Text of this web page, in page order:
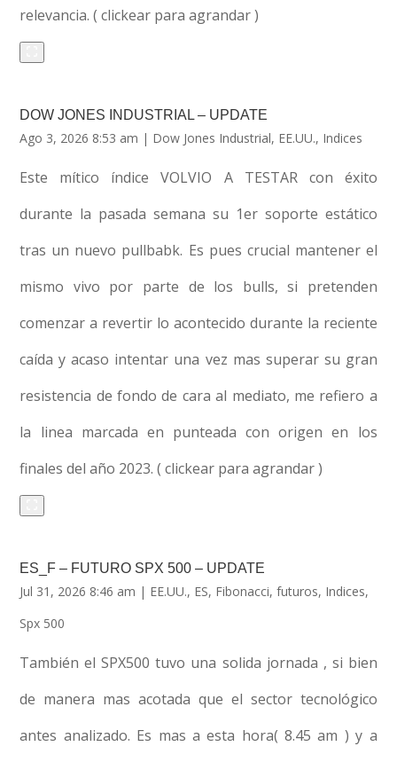
relevancia. ( clickear para agrandar )
DOW JONES INDUSTRIAL – UPDATE
Ago 3, 2026 8:53 am | Dow Jones Industrial, EE.UU., Indices
Este mítico índice VOLVIO A TESTAR con éxito
durante la pasada semana su 1er soporte estático
tras un nuevo pullbabk. Es pues crucial mantener el
mismo vivo por parte de los bulls, si pretenden
comenzar a revertir lo acontecido durante la reciente
caída y acaso intentar una vez mas superar su gran
resistencia de fondo de cara al mediato, me refiero a
la linea marcada en punteada con origen en los
finales del año 2023. ( clickear para agrandar )
ES_F – FUTURO SPX 500 – UPDATE
Jul 31, 2026 8:46 am | EE.UU., ES, Fibonacci,futuros, Indices,
Spx 500
También el SPX500 tuvo una solida jornada , si bien
de manera mas acotada que el sector tecnológico
antes analizado. Es mas a esta hora( 8.45 am ) y a